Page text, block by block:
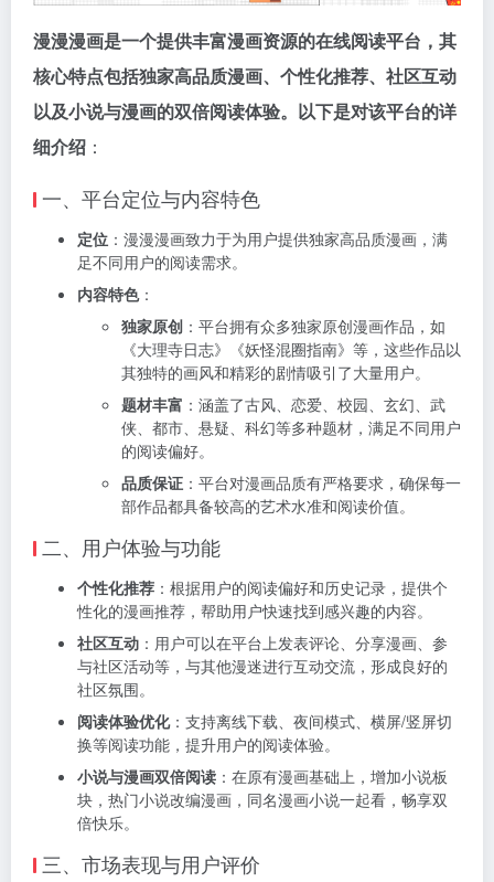
漫漫漫画是一个提供丰富漫画资源的在线阅读平台，其
核心特点包括独家高品质漫画、个性化推荐、社区互动
以及小说与漫画的双倍阅读体验。以下是对该平台的详
细介绍 ：
一、平台定位与内容特色
定位 ：漫漫漫画致力于为用户提供独家高品质漫画，满
足不同用户的阅读需求。
内容特色：
独家原创 ：平台拥有众多独家原创漫画作品，如
《大理寺日志》《妖怪混圈指南》等，这些作品以
其独特的画风和精彩的剧情吸引了大量用户。
题材丰富 ：涵盖了古风、恋爱、校园、玄幻、武
侠、都市、悬疑、科幻等多种题材，满足不同用户
的阅读偏好。
品质保证 ：平台对漫画品质有严格要求，确保每一
部作品都具备较高的艺术水准和阅读价值。
二、用户体验与功能
个性化推荐 ：根据用户的阅读偏好和历史记录，提供个
性化的漫画推荐，帮助用户快速找到感兴趣的内容。
社区互动 ：用户可以在平台上发表评论、分享漫画、参
与社区活动等，与其他漫迷进行互动交流，形成良好的
社区氛围。
阅读体验优化：支持离线下载、夜间模式、横屏/竖屏切
换等阅读功能，提升用户的阅读体验。
小说与漫画双倍阅读 ：在原有漫画基础上，增加小说板
块，热门小说改编漫画，同名漫画小说一起看，畅享双
倍快乐。
三、市场表现与用户评价